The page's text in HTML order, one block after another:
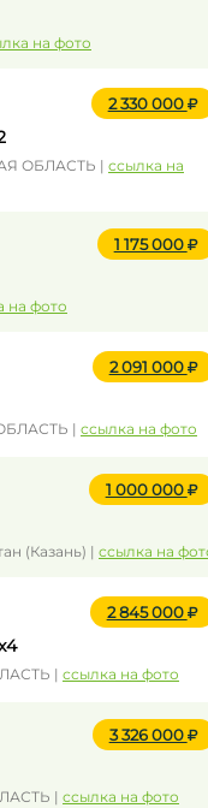
на фото
2 330 000
ОБЛАСТЬ | ссылка на
1 175 000
на фото
2 091 000
| ссылка на фото
1 000 000
(Казань) | ссылка на
2 845 000
| ссылка на фото
3 326 000
| ссылка на фото